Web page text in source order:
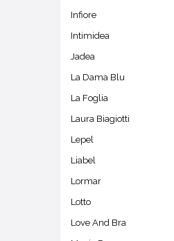
Infiore
Intimidea
Jadea
La Dama Blu
La Foglia
Laura Biagiotti
Lepel
Liabel
Lormar
Lotto
Love And Bra